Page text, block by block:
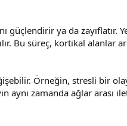
güçlendirir ya da zayıflatır.
Bu süreç, kortikal alanlar
Örneğin, stresli bir
aynı zamanda ağlar arası